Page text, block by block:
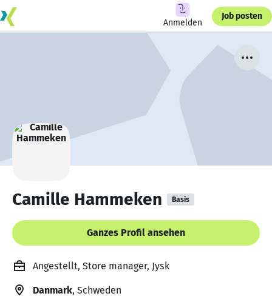
Anmelden
Job posten
Camille Hammeken Basis
Ganzes Profil ansehen
Angestellt, Store manager, Jysk
Danmark, Schweden